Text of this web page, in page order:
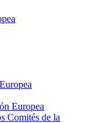
Europea
Comités de la